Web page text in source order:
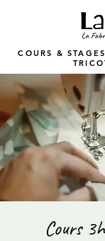
COURS &
Cours